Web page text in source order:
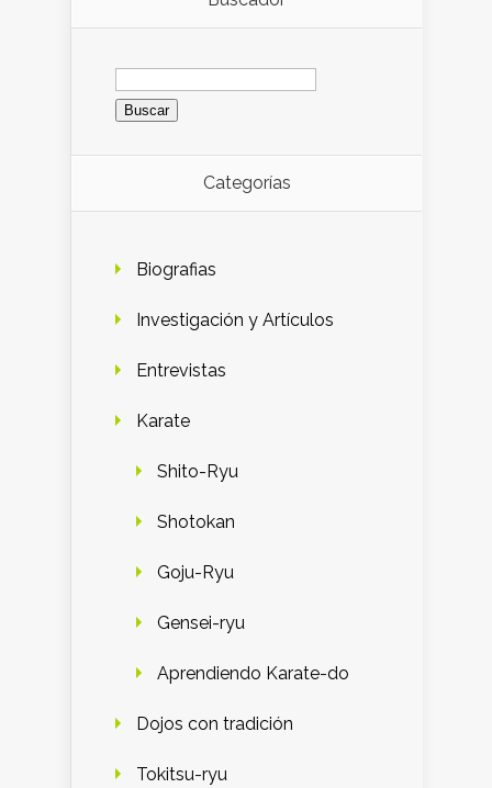
Buscar:
Categorías
Biografias
Investigación y Artículos
Entrevistas
Karate
Shito-Ryu
Shotokan
Goju-Ryu
Gensei-ryu
Aprendiendo Karate-do
Dojos con tradición
Tokitsu-ryu